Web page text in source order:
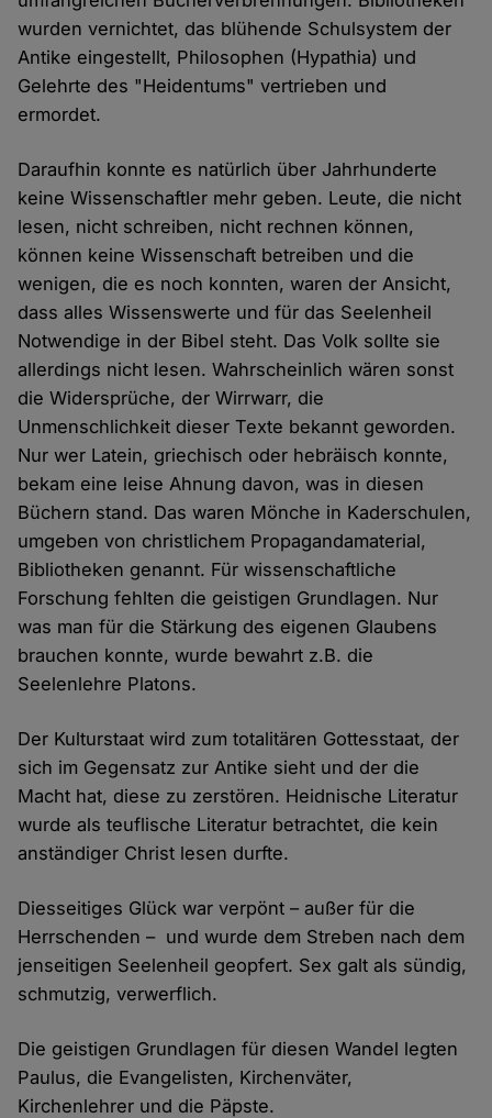
wurden vernichtet, das blühende Schulsystem der
Antike eingestellt, Philosophen (Hypathia) und
Gelehrte des "Heidentums" vertrieben und
ermordet.
Daraufhin konnte es natürlich über Jahrhunderte
keine Wissenschaftler mehr geben. Leute, die nicht
lesen, nicht schreiben, nicht rechnen können,
können keine Wissenschaft betreiben und die
wenigen, die es noch konnten, waren der Ansicht,
dass alles Wissenswerte und für das Seelenheil
Notwendige in der Bibel steht. Das Volk sollte sie
allerdings nicht lesen. Wahrscheinlich wären sonst
die Widersprüche, der Wirrwarr, die
Unmenschlichkeit dieser Texte bekannt geworden.
Nur wer Latein, griechisch oder hebräisch konnte,
bekam eine leise Ahnung davon, was in diesen
Büchern stand. Das waren Mönche in Kaderschulen,
umgeben von christlichem Propagandamaterial,
Bibliotheken genannt. Für wissenschaftliche
Forschung fehlten die geistigen Grundlagen. Nur
was man für die Stärkung des eigenen Glaubens
brauchen konnte, wurde bewahrt z.B. die
Seelenlehre Platons.
Der Kulturstaat wird zum totalitären Gottesstaat, der
sich im Gegensatz zur Antike sieht und der die
Macht hat, diese zu zerstören. Heidnische Literatur
wurde als teuflische Literatur betrachtet, die kein
anständiger Christ lesen durfte.
Diesseitiges Glück war verpönt – außer für die
Herrschenden – und wurde dem Streben nach dem
jenseitigen Seelenheil geopfert. Sex galt als sündig,
schmutzig, verwerflich.
Die geistigen Grundlagen für diesen Wandel legten
Paulus, die Evangelisten, Kirchenväter,
Kirchenlehrer und die Päpste.